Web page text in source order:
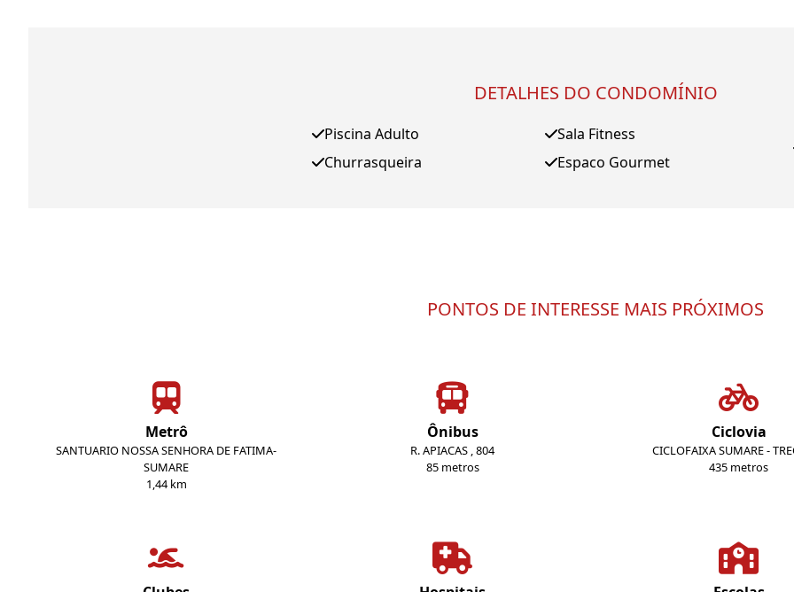
DETALHES DO CONDOMÍNIO
Piscina Adulto
Churrasqueira
Sala Fitness
Espaco Gourmet
PONTOS DE INTERESSE MAIS PRÓXIMOS
Metrô
SANTUARIO NOSSA SENHORA DE FATIMA-
SUMARE
1,44 km
Ônibus
R. APIACAS , 804
85 metros
Ciclovia
CICLOFAIXA SUMARE -
435 metros